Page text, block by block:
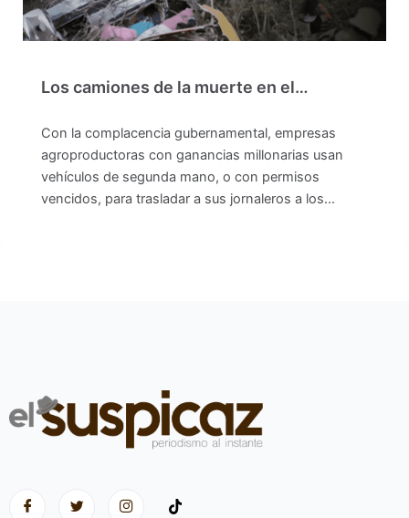
Los camiones de la muerte en el…
Con la complacencia gubernamental, empresas
agroproductoras con ganancias millonarias usan
vehículos de segunda mano, o con permisos
vencidos, para trasladar a sus jornaleros a los…